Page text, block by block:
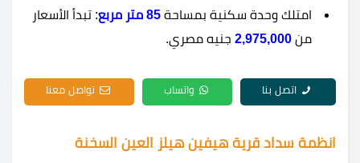
امتلك وحدة سكنية بمساحة 85 متر مربع
: تبدأ الأسعار
من 2,975,000 جنيه مصري.
اتصل بنا واتساب تواصل معنا
انظمة سداد قرية هيفين هيلز العين السخنة